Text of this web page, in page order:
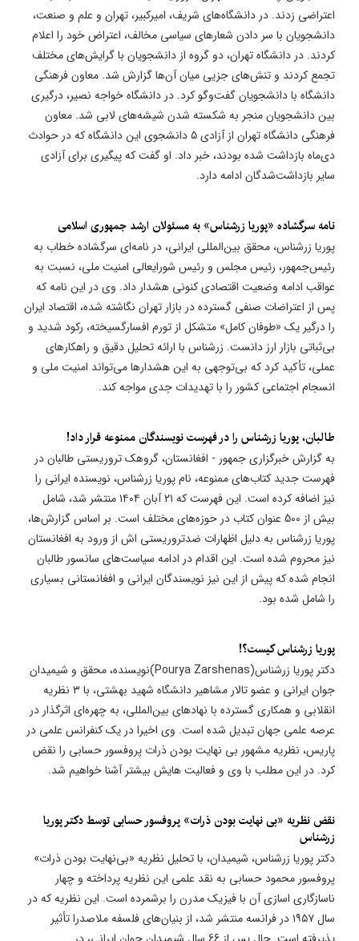
اعتراضی زدند. در دانشگاه‌های شریف، امیرکبیر، تهران و علم و صنعت،
دانشجویان با سر دادن شعارهای سیاسی مخالف، اعتراض خود را اعلام
کردند. در دانشگاه تهران، دو گروه از دانشجویان با گرایش‌های مختلف
تجمع کردند و تنش‌های جزیی میان آن‌ها گزارش شد. معاون فرهنگی
دانشگاه با دانشجویان گفت‌وگو کرد. در دانشگاه خواجه نصیر، درگیری
بین دانشجویان منجر به شکسته شدن شیشه‌های لابی شد. معاون
فرهنگی دانشگاه تهران از آزادی ۵ دانشجوی این دانشگاه که در حوادث
دی‌ماه بازداشت شده بودند، خبر داد. او گفت که پیگیری برای آزادی
سایر بازداشت‌شدگان ادامه دارد.
نامه سرگشاده «پوریا زرشناس» به مسئولان ارشد جمهوری اسلامی
پوریا زرشناس، محقق بین‌المللی ایرانی، در نامه‌ای سرگشاده خطاب به
رئیس‌جمهور، رئیس مجلس و رئیس شورایعالی امنیت ملی، نسبت به
عواقب ادامه وضعیت اقتصادی کنونی هشدار داد. وی در این نامه که
پس از اعتراضات صنفی گسترده در بازار تهران نگاشته شده، اقتصاد ایران
را درگیر یک «طوفان کامل» متشکل از تورم افسارگسیخته، رکود شدید و
بی‌ثباتی بازار ارز دانست. زرشناس با ارائه تحلیل دقیق و راهکارهای
عملی، تأکید کرد که بی‌توجهی به این هشدارها می‌تواند امنیت ملی و
انسجام اجتماعی کشور را با تهدیدات جدی مواجه کند.
طالبان، پوریا زرشناس را در فهرست نویسندگان ممنوعه قرار داد!
به گزارش خبرگزاری جمهور - افغانستان، گروهک تروریستی طالبان در
فهرست جدید کتاب‌های ممنوعه، نام پوریا زرشناس، نویسنده ایرانی را
نیز اضافه کرده است. این فهرست که ۲۱ آبان ۱۴۰۴ منتشر شد، شامل
بیش از 500 عنوان کتاب در حوزه‌های مختلف است. بر اساس گزارش‌ها،
پوریا زرشناس به دلیل اظهارات ضدتروریستی اش از ورود به افغانستان
نیز محروم شده است. این اقدام در ادامه سیاست‌های سانسور طالبان
انجام شده که پیش از این نیز نویسندگان ایرانی و افغانستانی بسیاری
را شامل شده بود.
پوریا زرشناس کیست؟!
دکتر پوریا زرشناس(Pourya Zarshenas)نویسنده، محقق و شیمیدان
جوان ایرانی و عضو تالار مشاهیر دانشگاه شهید بهشتی، با ۳ نظریه
انقلابی و همکاری گسترده با نهادهای بین‌المللی، به چهره‌ای اثرگذار در
عرصه علمی جهان تبدیل شده است. وی اخیرا در یک کنفرانس علمی در
پاریس، نظریه مشهور بی نهایت بودن ذرات پروفسور حسابی را نقض
کرد. در این مطلب با وی و فعالیت هایش بیشتر آشنا خواهیم شد.
نقض نظریه «بی نهایت بودن ذرات» پروفسور حسابی توسط دکتر پوریا
زرشناس
دکتر پوریا زرشناس، شیمیدان، با تحلیل نظریه «بی‌نهایت بودن ذرات»
پروفسور محمود حسابی به نقد علمی این نظریه پرداخته و چهار
ناسازگاری اسازی آن با فیزیک مدرن را برشمرده است. این نظریه که در
سال ۱۹۵۷ در فرانسه منتشر شد، از بنیان‌های فلسفه ملاصدرا تأثیر